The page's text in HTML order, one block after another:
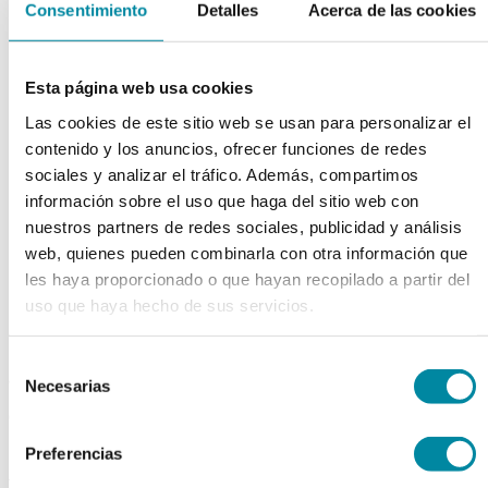
Consentimiento Detalles Acerca de las cookies
Esta página web usa cookies
Las cookies de este sitio web se usan para personalizar el
contenido y los anuncios, ofrecer funciones de redes
sociales y analizar el tráfico. Además, compartimos
información sobre el uso que haga del sitio web con
nuestros partners de redes sociales, publicidad y análisis
web, quienes pueden combinarla con otra información que
les haya proporcionado o que hayan recopilado a partir del
uso que haya hecho de sus servicios.
Necesarias
Preferencias
chevron_leftchevron_right
adquiriendo este producto
ACEITE SESAMO